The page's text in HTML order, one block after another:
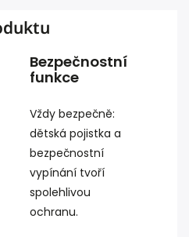
Bezpečnostní
funkce
Vždy bezpečně:
dětská pojistka a
bezpečnostní
vypínání tvoří
spolehlivou
ochranu.